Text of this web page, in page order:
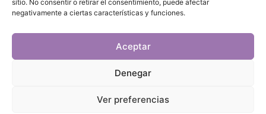
sitio. No consentir o retirar el consentimiento, puede afectar
negativamente a ciertas características y funciones.
Aceptar
Denegar
Ver preferencias